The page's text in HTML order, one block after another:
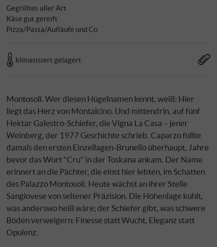
Gegrilltes aller Art
Käse gut gereift
Pizza/Pasta/Aufläufe und Co.
klimatisiert gelagert
Montosoli. Wer diesen Hügelnamen kennt, weiß: Hier
liegt das Herz von Montalcino. Und mittendrin, auf fünf
Hektar Galestro-Schiefer, die Vigna La Casa – jener
Weinberg, der 1977 Geschichte schrieb. Caparzo füllte
damals den ersten Einzellagen-Brunello überhaupt, Jahre
bevor das Wort "Cru" in der Toskana ankam. Der Name
erinnert an die Pächter, die einst hier lebten, im Schatten
des Palazzo Montosoli. Heute wächst an ihrer Stelle
Sangiovese von seltener Präzision. Die Höhenlage kühlt,
was anderswo heiß wäre; der Schiefer gibt, was schwere
Böden verweigern: Finesse statt Wucht, Eleganz statt
Opulenz.